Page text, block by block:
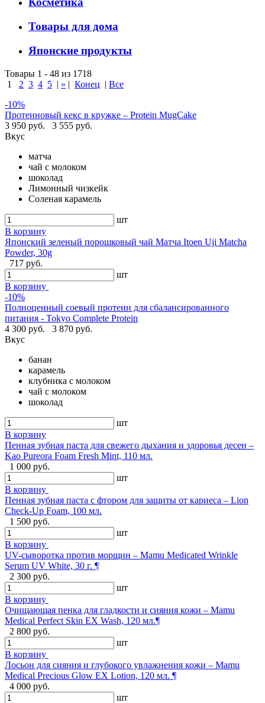
Товары для дома
Японские продукты
Товары 1 - 48 из 1718
1
2 3 4 5 | » | Конец | Все
-10%
Протеиновый кекс в кружке – Protein MugCake
3 950 руб.
3 555 руб.
Вкус
матча
чай с молоком
шоколад
Лимонный чизкейк
Соленая карамель
шт
В корзину
Японский зеленый порошковый чай Матча Itoen Uji Matcha
Powder, 30g
717 руб.
шт
В корзину
-10%
Полноценный соевый протеин для сбалансированного
питания - Tokyo Complete Protein
4 300 руб.
3 870 руб.
Вкус
банан
карамель
клубника с молоком
чай с молоком
шоколад
шт
В корзину
Пенная зубная паста для свежего дыхания и здоровья десен –
Kao Pureora Foam Fresh Mint, 110 мл.
1 000 руб.
шт
В корзину
Пенная зубная паста с фтором для защиты от кариеса – Lion
Check-Up Foam, 100 мл.
1 500 руб.
шт
В корзину
UV-сыворотка против морщин – Mamu Medicated Wrinkle
Serum UV White, 30 г. ¶
2 300 руб.
шт
В корзину
Очищающая пенка для гладкости и сияния кожи – Mamu
Medical Perfect Skin EX Wash, 120 мл.¶
2 800 руб.
шт
В корзину
Лосьон для сияния и глубокого увлажнения кожи – Mamu
Medical Precious Glow EX Lotion, 120 мл. ¶
4 000 руб.
шт